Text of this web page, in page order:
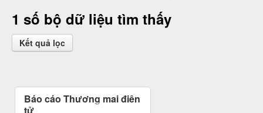
1 số bộ dữ liệu tìm thấy
Kết quả lọc
Báo cáo Thương mại điện